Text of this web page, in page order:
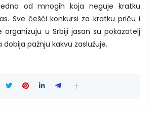
od mnogih koja neguje kratku
Sve češći konkursi za kratku priču i
organizuju u Srbiji jasan su pokazatelj
pažnju kakvu zaslužuje.